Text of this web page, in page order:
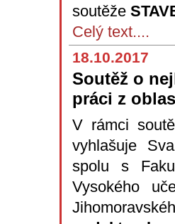
soutěže
Celý text....
18.10.2017
Soutěž o
práci z
V rámci
vyhlašuje
spolu s
Vysokého